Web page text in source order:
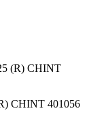
(R) CHINT